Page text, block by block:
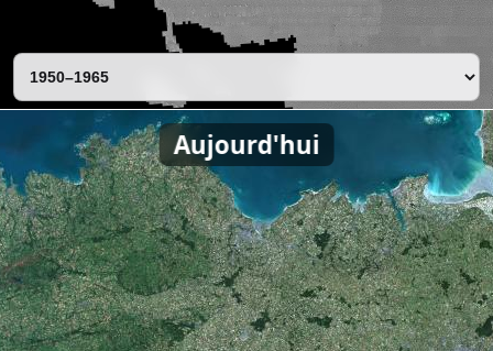
Aujourd'hui